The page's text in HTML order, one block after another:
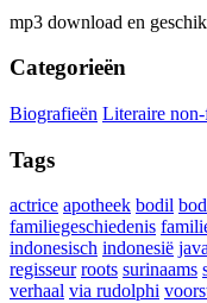
mp3 download en
Categorieën
Biografieën Literaire non-
Tags
actrice apotheek bodil
familiegeschiedenis
indonesisch indonesië
regisseur roots surinaams
verhaal via rudolphi